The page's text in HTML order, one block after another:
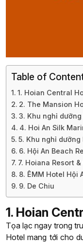
Table of
1. Hoian Central
2. The Mansion
3. Khu nghỉ
4. Hoi An Silk
5. Khu nghỉ dưỡng
6. Hội An Beach
7. Hoiana Resort
8. ÊMM Hotel Hội
9. De Chiu
1. Hoian
Tọa lạc ngay trong
Hotel mang tới cho